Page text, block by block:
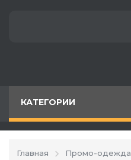
КАТЕГОРИИ
Главная Промо-одежда